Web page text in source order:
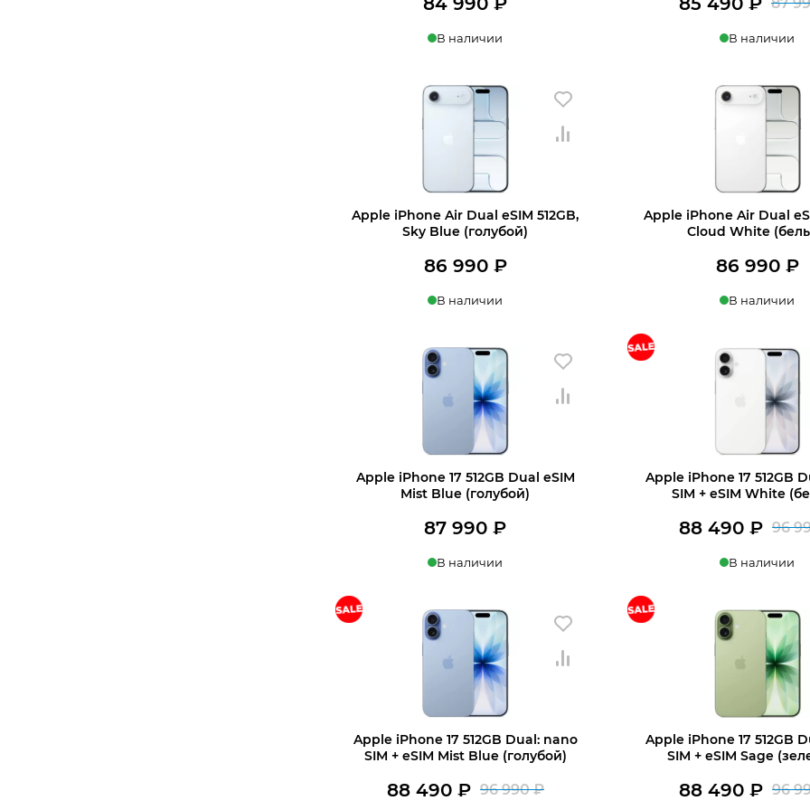
В наличии
В корзину
В наличии
В корзину
Apple iPhone Air Dual eSIM 512GB,
Sky Blue (голубой)
86 990 ₽
В наличии
В корзину
Apple iPhone Air Dual
Cloud White
86 990 ₽
В наличии
В корзину
Apple iPhone 17 512GB Dual eSIM
Mist Blue (голубой)
87 990₽
В наличии
В корзину
Apple iPhone 17 512GB
SIM + eSIM White
96
88 490 ₽
В наличии
В корзину
Apple iPhone 17 512GB Dual: nano
SIM + eSIM Mist Blue (голубой)
96 990₽
Первоначальная
88 490 ₽
Apple iPhone 17 512GB
SIM + eSIM Sage
96
88 490 ₽